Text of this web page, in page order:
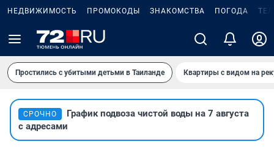
НЕДВИЖИМОСТЬ ПРОМОКОДЫ ЗНАКОМСТВА ПОГОДА
Простились с убитыми детьми в Таиланде Квартиры с видом на
СРОЧНО
График подвоза чистой воды на 7 августа
с адресами